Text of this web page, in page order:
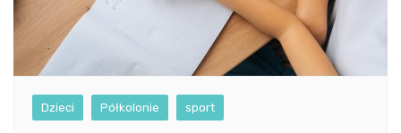
Dzieci Półkolonie sport